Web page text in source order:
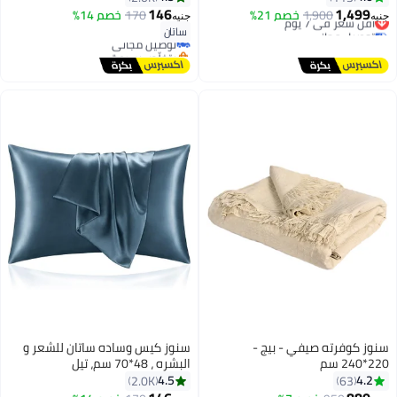
3جنيه1,499
1,900خصم 21% أقل سعر في 7 يوم
توصيل مجاني
أقل سعر في 7 يوم
18جنيه146
170 خصم 14%
ساتان
#12 في أغطية مخدات
أقل سعر في 7 يوم
توصيل مجاني
بتخلّص بسرعة
#12 في أغطية مخدات
سنوز كوفرته صيفي - بيج -
220*240 سم
4.2
63
سنوز كيس وساده ساتان للشعر و
البشره ، 48*70 سم، تيل
4.5
2.0K #9 في أغطية مخدات